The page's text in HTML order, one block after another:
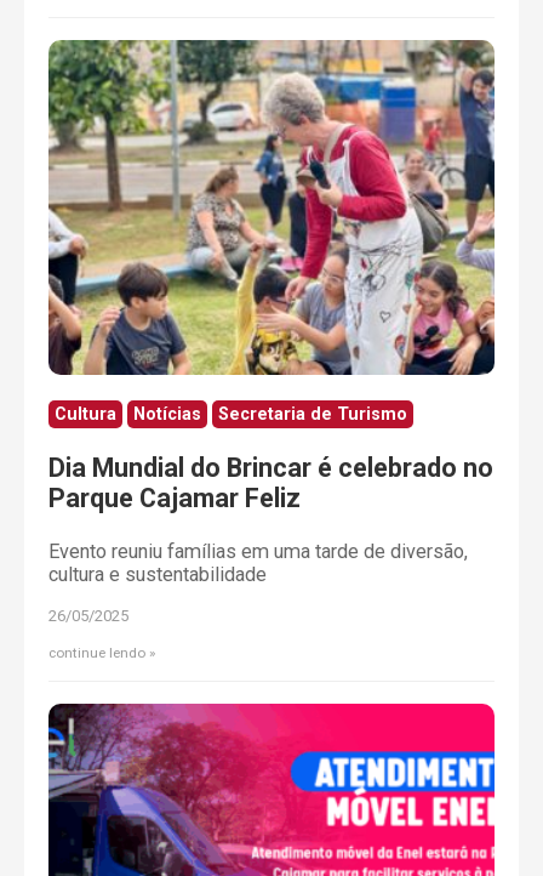
Cultura Notícias Secretaria de Turismo
Dia Mundial do Brincar é celebrado no
Parque Cajamar Feliz
Evento reuniu famílias em uma tarde de diversão,
cultura e sustentabilidade
26/05/2025
continue lendo